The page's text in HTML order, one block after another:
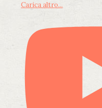
Carica altro...